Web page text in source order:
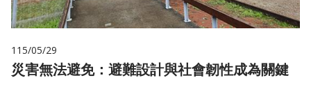
115/05/29
災害無法避免：避難設計與社會韌性成為關鍵